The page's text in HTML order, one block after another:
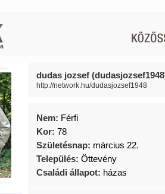
dudas jozsef
http://network.hu/dudasjozsef1948
Nem: Férfi
Kor: 78
Születésnap: március 22.
Település: Öttevény
Családi állapot: házas